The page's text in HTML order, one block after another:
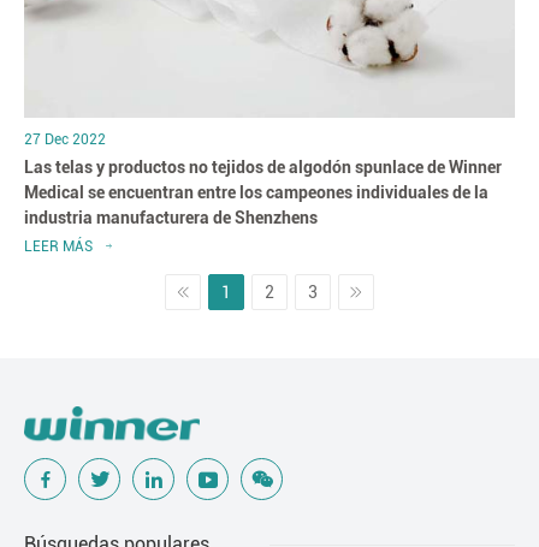
27 Dec 2022
Las telas y productos no tejidos de algodón spunlace de Winner
Medical se encuentran entre los campeones individuales de la
industria manufacturera de Shenzhens
LEER MÁS
1 2 3